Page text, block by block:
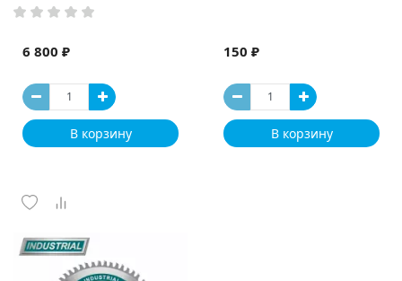
6 800 ₽
В корзину
150 ₽
В корзину